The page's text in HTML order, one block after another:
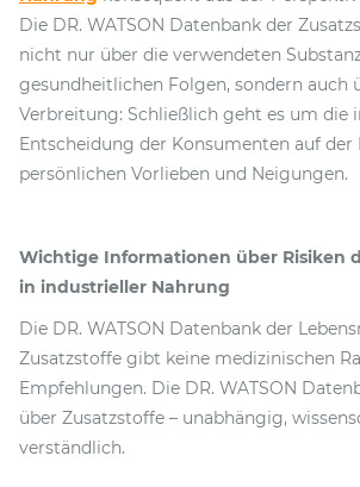
Die DR. WATSON Datenbank der
nicht nur über die verwendeten
gesundheitlichen Folgen, sondern auch
Verbreitung: Schließlich geht es um die
Entscheidung der Konsumenten auf der
persönlichen Vorlieben und Neigungen.
Wichtige Informationen über Risiken
in industrieller Nahrung
Die DR. WATSON Datenbank der
Zusatzstoffe gibt keine medizinischen
Empfehlungen. Die DR. WATSON
über Zusatzstoffe – unabhängig,
verständlich.